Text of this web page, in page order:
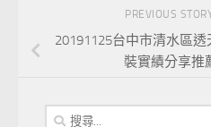
PREVIOUS
20191125台中市清水區
裝實績分享推
搜